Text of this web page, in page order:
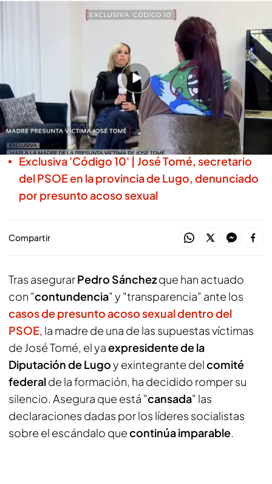
La madre de una de las presuntas víctimas de José Tomé desvela intentos
de chantaje por parte de Tomé.cuatro.es
Madrid, 17 DIC 2025 - 00:00h.
La mujer ha decidido romper su silencio ante
su "cansancio" por las últimas declaraciones
de los líderes políticos
Exclusiva 'Código 10' | José Tomé, secretario
del PSOE en la provincia de Lugo, denunciado
por presunto acoso sexual
Compartir
Tras asegurarPedro Sánchezque han actuado
con "contundencia" y "transparencia" ante los
casos de presunto acoso sexual dentro del
PSOE, la madre de una de las supuestas víctimas
de José Tomé, el yaexpresidente de la
Diputación de Lugoy exintegrante delcomité
federalde la formación, ha decidido romper su
silencio. Asegura que está "cansada" las
declaraciones dadas por los líderes socialistas
sobre el escándalo quecontinúa imparable.